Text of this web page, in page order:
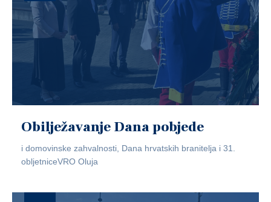
Obilježavanje Dana pobjede
i domovinske zahvalnosti, Dana hrvatskih branitelja i 31.
obljetniceVRO Oluja